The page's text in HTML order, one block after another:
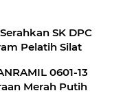
SK DPC
Pelatih Silat
0601-13